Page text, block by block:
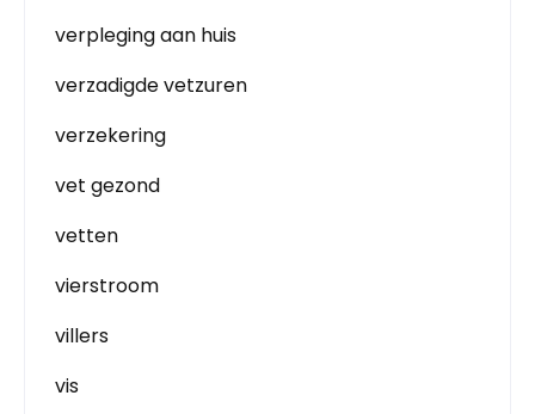
verpleging aan huis
verzadigde vetzuren
verzekering
vet gezond
vetten
vierstroom
villers
vis